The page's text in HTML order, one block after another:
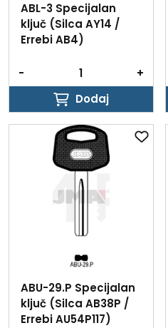
ABL-3 Specijalan
ključ (Silca AY14 /
Errebi AB4)
-
+
Dodaj
Dodaj
ABU-29.P Specijalan
ključ (Silca AB38P /
Errebi AU54P117)